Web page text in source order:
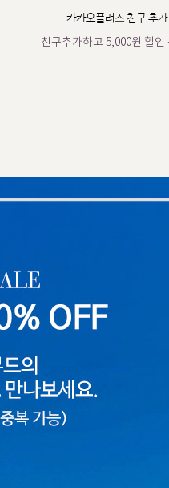
카카오플러스 친구 추
친구추가하고 5,000원 할인